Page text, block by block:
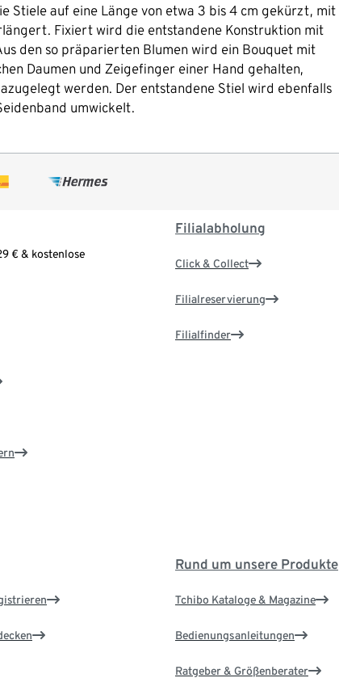
Stiele auf eine Länge von etwa 3 bis 4 cm gekürzt, mit
Fixiert wird die entstandene Konstruktion mit
den so präparierten Blumen wird ein Bouquet mit
Daumen und Zeigefinger einer Hand gehalten,
werden. Der entstandene Stiel wird ebenfalls
umwickelt.
€ & kostenlose
Filialabholung
Click & Collect
Filialreservierung
Filialfinder
Rund um unsere Produkte
Tchibo Kataloge & Magazine
Bedienungsanleitungen
Ratgeber & Größenberater